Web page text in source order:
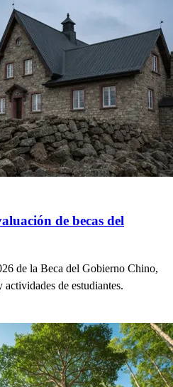
de becas del
de la Beca del Gobierno Chino,
de estudiantes.